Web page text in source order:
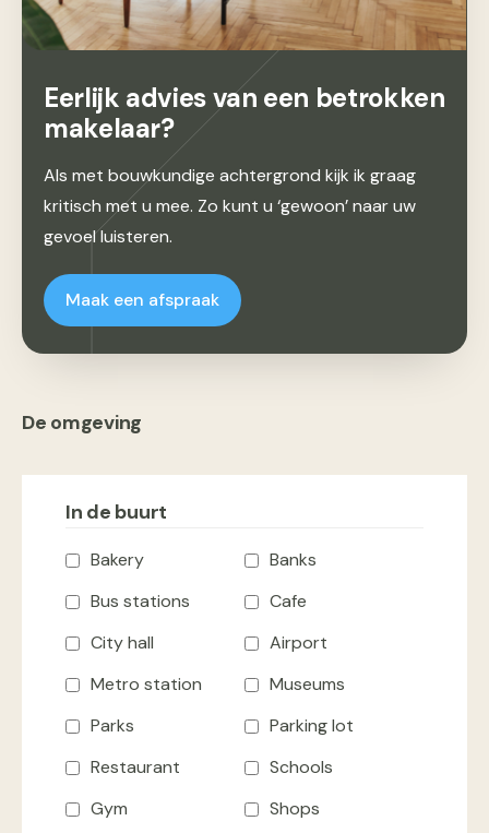
Eerlijk advies van een betrokken
makelaar?
Als met bouwkundige achtergrond kijk ik graag
kritisch met u mee. Zo kunt u ‘gewoon’ naar uw
gevoel luisteren.
Maak een afspraak
De omgeving
In de buurt
Bakery
Banks
Bus stations
Cafe
City hall
Airport
Metro station
Museums
Parks
Parking lot
Restaurant
Schools
Gym
Shops